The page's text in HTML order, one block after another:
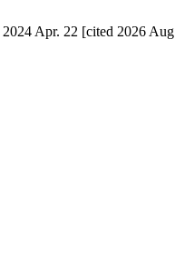
Apr. 22 [cited 2026